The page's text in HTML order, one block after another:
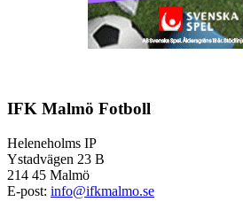
IFK Malmö Fotboll
Heleneholms IP
Ystadvägen 23 B
214 45 Malmö
E-post: info@ifkmalmo.se